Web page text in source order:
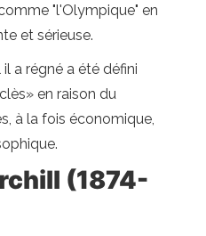
"l'Olympique" en
et sérieuse.
a régné a été défini
en raison du
à la fois économique,
(1874-